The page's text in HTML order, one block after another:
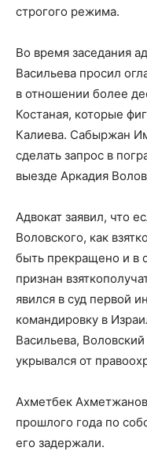
строгого режима.
Во время заседания
Васильева просил
в отношении более
Костаная, которые
Калиева. Сабыржан
сделать запрос в
выезде Аркадия
Адвокат заявил, что
Воловского, как
быть прекращено и в
признан
явился в суд первой
командировку в
Васильева,
укрывался от
Ахметбек
прошлого года по
его задержали.